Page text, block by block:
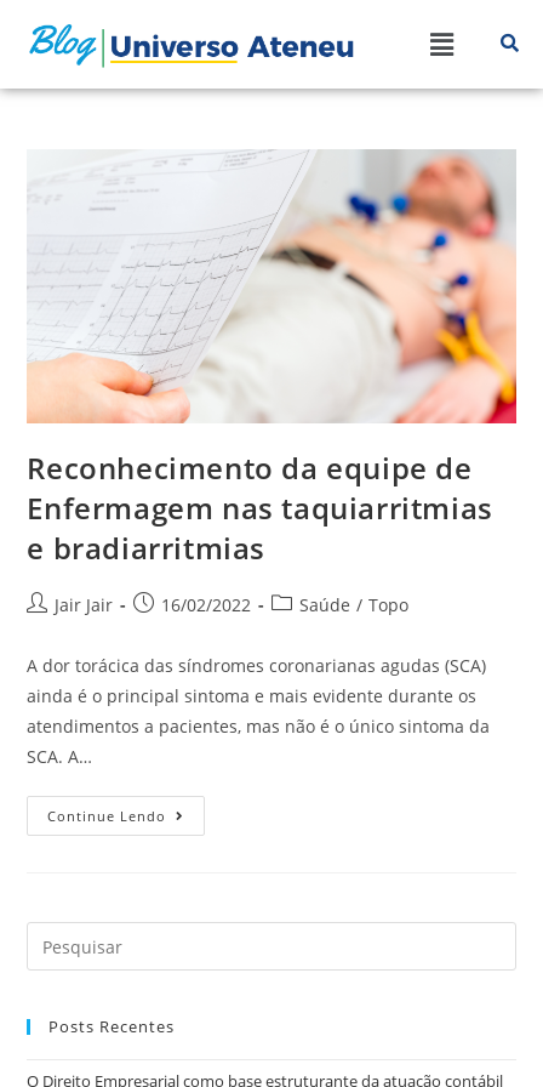
Reconhecimento da equipe de
Enfermagem nas taquiarritmias
e bradiarritmias
Jair Jair 16/02/2022 Saúde / Topo
A dor torácica das síndromes coronarianas agudas (SCA)
ainda é o principal sintoma e mais evidente durante os
atendimentos a pacientes, mas não é o único sintoma da
SCA. A…
Continue Lendo
Posts Recentes
O Direito Empresarial como base estruturante da atuação contábil